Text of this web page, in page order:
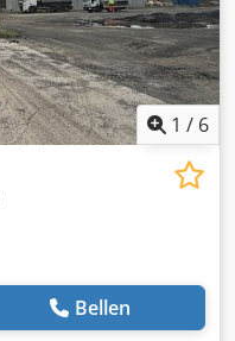
1 / 6
Bellen